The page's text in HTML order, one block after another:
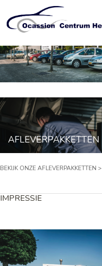
AFLEVERPAKKETTEN
BEKIJK ONZE AFLEVERPAKKETTEN >
IMPRESSIE